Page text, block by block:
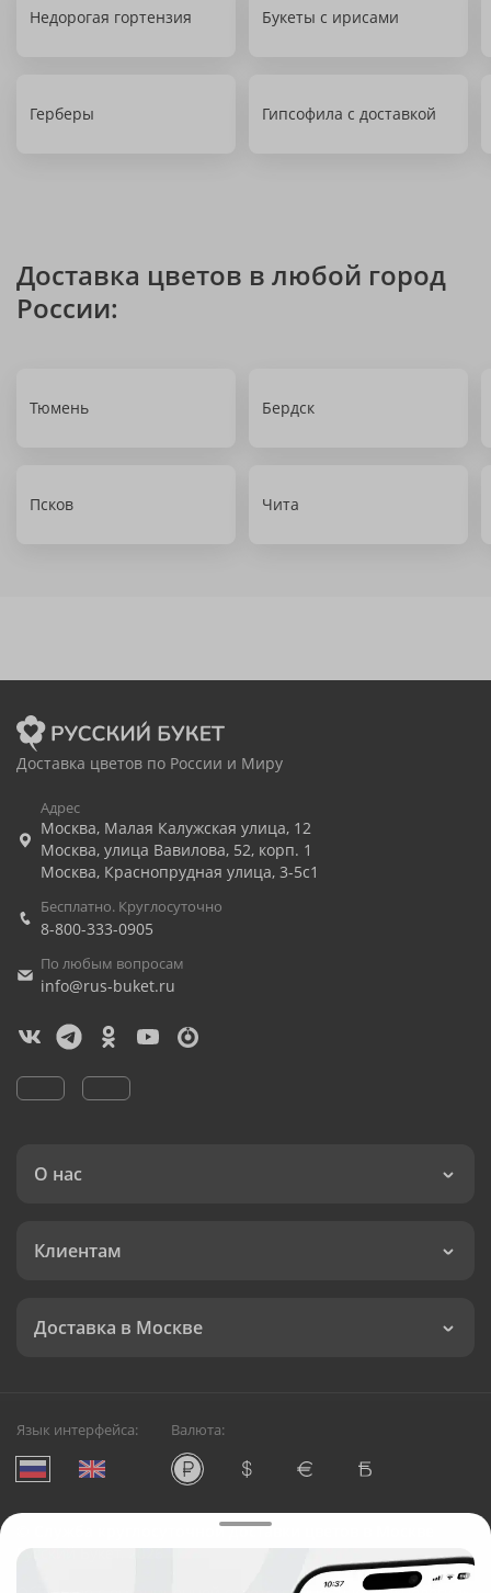
Недорогая гортензия Букеты с ирисами
Герберы Гипсофила с доставкой
Доставка цветов в любой город
России:
Тюмень Бердск
Псков Чита
Доставка цветов по России и Миру
Адрес
Москва, Малая Калужская улица, 12
Москва, улица Вавилова, 52, корп. 1
Москва, Краснопрудная улица, 3-5с1
Бесплатно. Круглосуточно
8-800-333-0905
По любым вопросам
info@rus-buket.ru
О нас
Клиентам
Доставка в Москве
Язык интерфейса: Валюта:
Служба круглосуточной доставки цветов в Москве
Русский Букет, 2026